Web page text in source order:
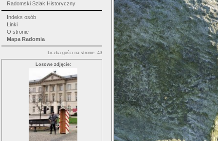
Radomski Szlak Historyczny
Indeks osób
Linki
O stronie
Mapa Radomia
Liczba gości na stronie: 43
Losowe zdjęcie: